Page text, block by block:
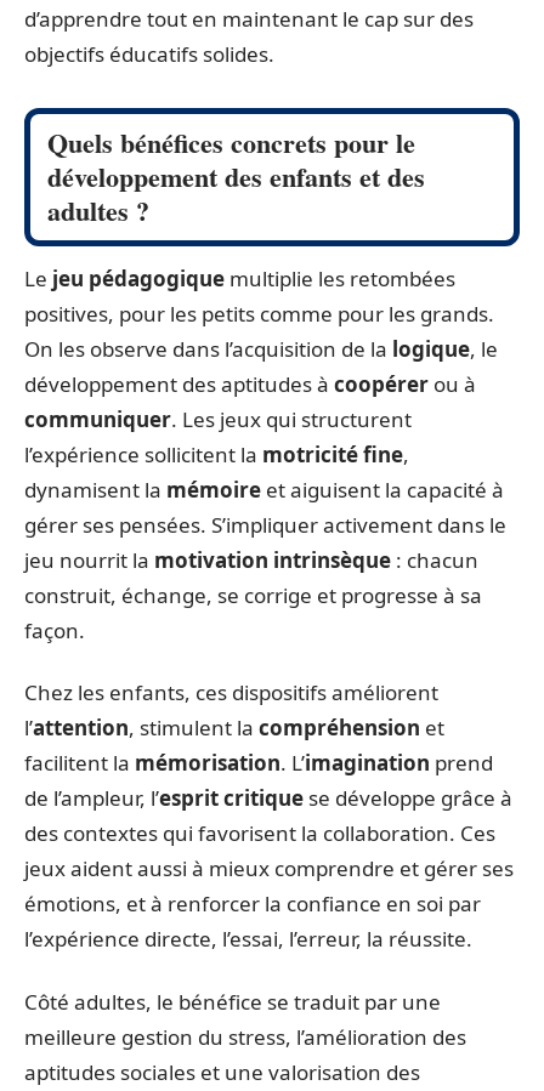
d’apprendre tout en maintenant le cap sur des
objectifs éducatifs solides.
Quels bénéfices concrets pour le
développement des enfants et des
adultes ?
Le jeu pédagogique multiplie les retombées
positives, pour les petits comme pour les grands.
On les observe dans l’acquisition de la logique, le
développement des aptitudes à coopérer ou à
communiquer. Les jeux qui structurent
l’expérience sollicitent la motricité fine,
dynamisent la mémoire et aiguisent la capacité à
gérer ses pensées. S’impliquer activement dans le
jeu nourrit la motivation intrinsèque : chacun
construit, échange, se corrige et progresse à sa
façon.
Chez les enfants, ces dispositifs améliorent
l’attention, stimulent la compréhension et
facilitent la mémorisation. L’imagination prend
de l’ampleur, l’esprit critique se développe grâce à
des contextes qui favorisent la collaboration. Ces
jeux aident aussi à mieux comprendre et gérer ses
émotions, et à renforcer la confiance en soi par
l’expérience directe, l’essai, l’erreur, la réussite.
Côté adultes, le bénéfice se traduit par une
meilleure gestion du stress, l’amélioration des
aptitudes sociales et une valorisation des